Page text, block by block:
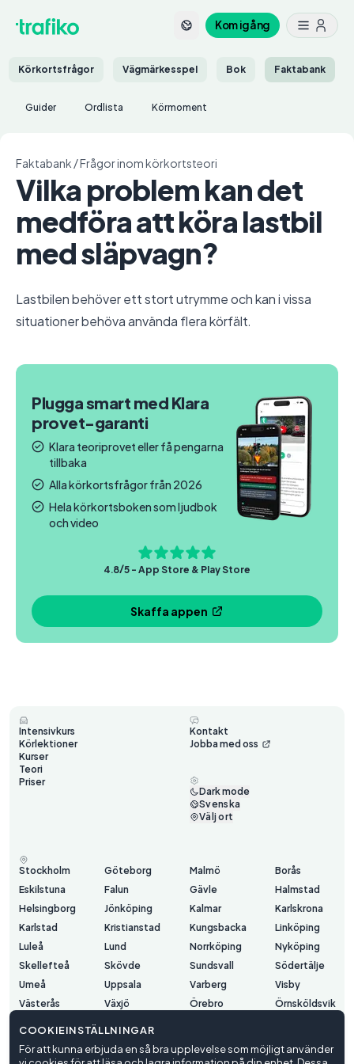
Kom igång
Körkortsfrågor Vägmärkesspel Bok Faktabank
Guider Ordlista Körmoment
Faktabank /Frågor inom körkortsteori
Vilka problem kan det
medföra att köra lastbil
med släpvagn?
Lastbilen behöver ett stort utrymme och kan i vissa
situationer behöva använda flera körfält.
Plugga smart med Klara
provet-garanti
Klara teoriprovet eller få pengarna
tillbaka
Alla körkortsfrågor från 2026
Hela körkortsboken som ljudbok
och video
4.8/5 - App Store & Play Store
Skaffa appen
Intensivkurs
Körlektioner
Kurser
Teori
Priser
Kontakt
Jobba med oss
Dark mode
Svenska
Välj ort
Stockholm Göteborg Malmö
Borås
Eskilstuna
Falun Gävle
Halmstad
Helsingborg
Jönköping Kalmar
Karlskrona
Karlstad
Kristianstad Kungsbacka
Linköping
Luleå
Lund Norrköping
Nyköping
Skellefteå
Skövde Sundsvall
Södertälje
Umeå
Uppsala Varberg
Visby
Västerås
Växjö Örebro
Örnsköldsvik
COOKIEINSTÄLLNINGAR
För att kunna erbjuda en så bra upplevelse som möjligt använder